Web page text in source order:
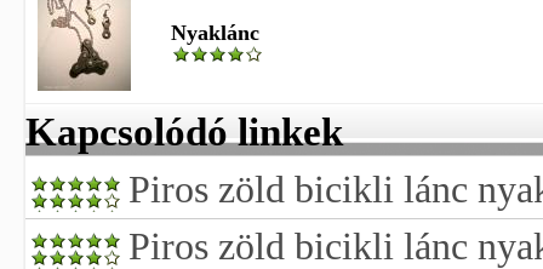
Nyaklánc
Kapcsolódó linkek
Piros zöld bicikli lánc
Piros zöld bicikli lánc